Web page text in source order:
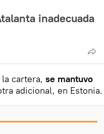
inadecuada
cartera, se mantuvo
adicional, en Estonia.